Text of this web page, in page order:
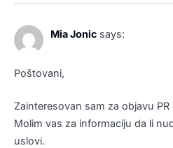
Mia Jonic says:
Poštovani,
Zainteresovan sam za objavu
Molim vas za informaciju da li
uslovi.